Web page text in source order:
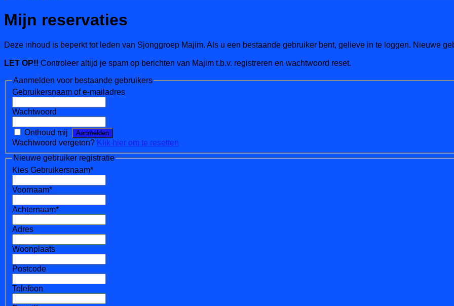
Mijn reservaties
Deze inhoud is beperkt tot leden van Sjonggroep Majim. Als u een bestaande gebruiker bent, gelieve in te loggen. Nieuwe
LET OP!! Controleer altijd je spam op berichten van Majim t.b.v. registreren en wachtwoord reset.
Aanmelden voor bestaande gebruikers
Gebruikersnaam of e-mailadres
Wachtwoord
Onthoud mij
Wachtwoord vergeten? Klik hier om te resetten
Nieuwe gebruiker registratie
Kies Gebruikersnaam*
Voornaam*
Achternaam*
Adres
Woonplaats
Postcode
Telefoon